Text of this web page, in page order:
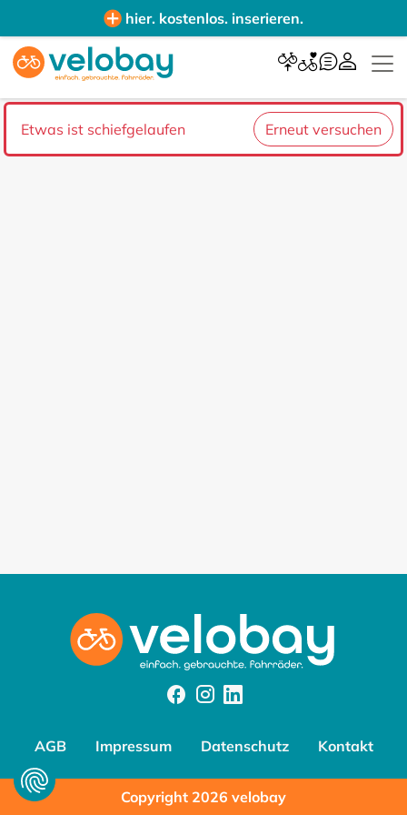
hier. kostenlos. inserieren.
Etwas ist schiefgelaufen Erneut versuchen
FacebookInstagram
AGB Impressum Datenschutz Kontakt
Copyright 2026 velobay